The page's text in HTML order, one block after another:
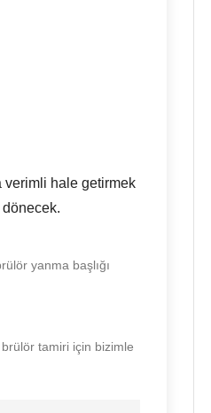
verimli hale getirmek
dönecek.
yanma başlığı
tamiri için bizimle